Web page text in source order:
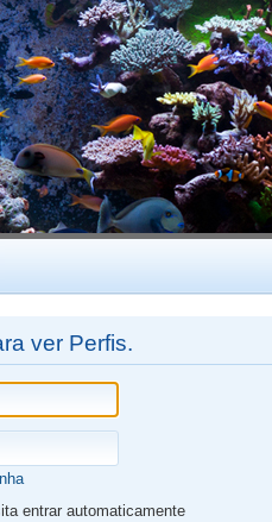
ver Perfis.
entrar automaticamente